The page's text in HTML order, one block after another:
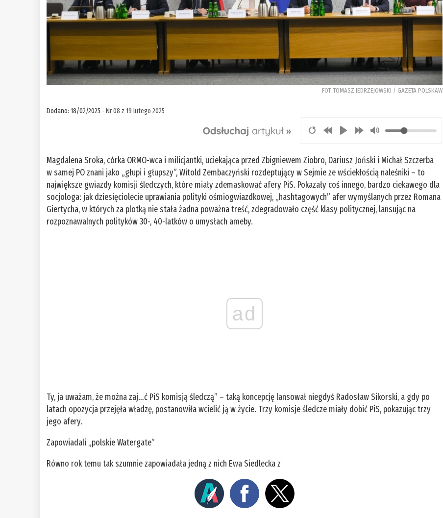
FOT. TOMASZ JEDRZEJOWSKI / GAZETA POLSKAW
Dodano: 18/02/2025 -Nr 08 z 19 lutego 2025
Magdalena Sroka, córka ORMO-wca i milicjantki, uciekająca przed Zbigniewem Ziobro, Dariusz Joński i Michał Szczerba
w samej PO znani jako „głupi i głupszy”, Witold Zembaczyński rozdeptujący w Sejmie ze wściekłością naleśniki – to
największe gwiazdy komisji śledczych, które miały zdemaskować afery PiS. Pokazały coś innego, bardzo ciekawego dla
socjologa: jak dziesięciolecie uprawiania polityki ośmiogwiazdkowej, „hashtagowych” afer wymyślanych przez Romana
Giertycha, w których za plotką nie stała żadna poważna treść, zdegradowało część klasy politycznej, lansując na
rozpoznawalnych polityków 30-, 40-latków o umysłach ameby.
ad
Ty, ja uważam, że można zaj…ć PiS komisją śledczą” – taką koncepcję lansował niegdyś Radosław Sikorski, a gdy po
latach opozycja przejęła władzę, postanowiła wcielić ją w życie. Trzy komisje śledcze miały dobić PiS, pokazując trzy
jego afery.
Zapowiadali „polskie Watergate”
Równo rok temu tak szumnie zapowiadała jedną z nich Ewa Siedlecka z